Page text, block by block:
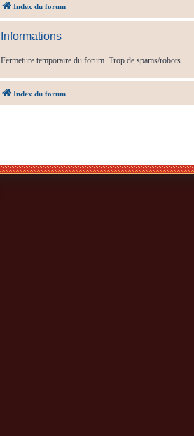
Index du forum
Informations
Fermeture temporaire du forum. Trop de spams/robots.
Index du forum